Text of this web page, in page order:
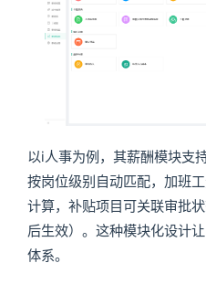
以i人事为例，其薪酬模块支
按岗位级别自动匹配，加班
计算，补贴项目可关联审批
后生效）。这种模块化设计
体系。